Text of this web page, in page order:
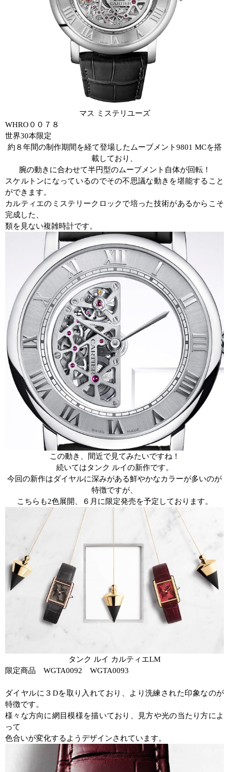
マス ミステリユーズ
WHRO００７８
世界30本限定
約８年間の制作期間を経て登場したムーブメント9801 MCを搭
載しており、
腕の動きに合わせて半円型のムーブメント自体が回転！
スケルトンになっているのでその不思議な動きを堪能すること
ができます。
カルティエのミステリークロックで培った技術があるからこそ
完成した、
類を見ない複雑時計です。
この動き、間近で見てみたいですね！
続いてはタンク ルイの新作です。
今回の新作はダイヤルに深みがある鮮やかなカラーが多いのが
特徴ですが、
こちらも2色展開、６月に限定発売を予定しております。
タンク ルイ カルティエLM
限定商品 WGTA0092 WGTA0093
ダイヤルに３ Dを取り入れており、より洗練された印象なのが
特徴です。
様々な方向に網目模様を描いており、見方や光の当たり方によ
って
色合いが変化するようデザインされています。